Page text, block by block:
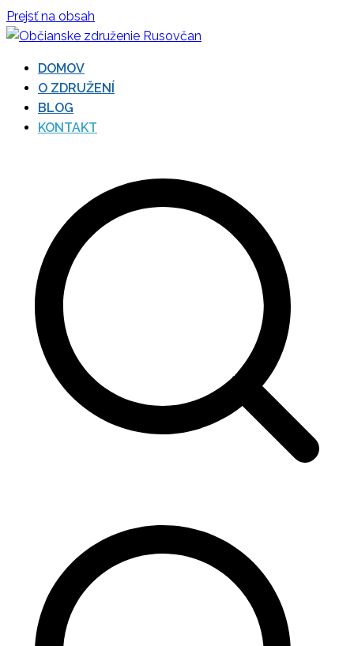
Prejsť na obsah
Občianske združenie
Rusovčan
DOMOV
O ZDRUŽENÍ
BLOG
KONTAKT